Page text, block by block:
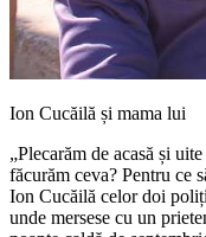
Ion Cucăilă și mama lui
„Plecarăm de acasă și
făcurăm ceva? Pentru ce
Ion Cucăilă celor doi
unde mersese cu un